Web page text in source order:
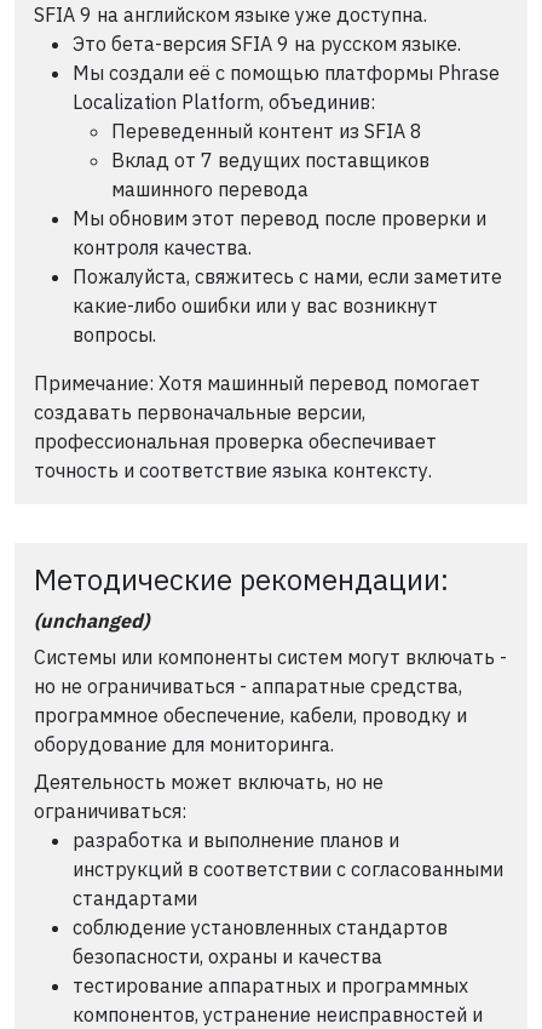
SFIA 9 на английском языке уже доступна.
Это бета-версия SFIA 9 на русском языке.
Мы создали её с помощью платформы Phrase
Localization Platform, объединив:
Переведенный контент из SFIA 8
Вклад от 7 ведущих поставщиков
машинного перевода
Мы обновим этот перевод после проверки и
контроля качества.
Пожалуйста, свяжитесь с нами, если заметите
какие-либо ошибки или у вас возникнут
вопросы.
Примечание: Хотя машинный перевод помогает
создавать первоначальные версии,
профессиональная проверка обеспечивает
точность и соответствие языка контексту.
Методические рекомендации:
(unchanged)
Системы или компоненты систем могут включать -
но не ограничиваться - аппаратные средства,
программное обеспечение, кабели, проводку и
оборудование для мониторинга.
Деятельность может включать, но не
ограничиваться:
разработка и выполнение планов и
инструкций в соответствии с согласованными
стандартами
соблюдение установленных стандартов
безопасности, охраны и качества
тестирование аппаратных и программных
компонентов, устранение неисправностей и